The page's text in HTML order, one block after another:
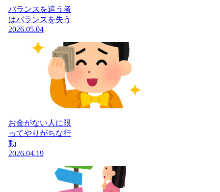
バランスを追う者
はバランスを失う
2026.05.04
お金がない人に限
ってやりがちな行
動
2026.04.19